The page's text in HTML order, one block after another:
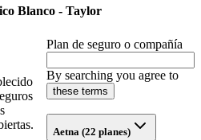
Blanco - Taylor
Plan de seguro o compañía
By searching you agree to
these terms
Aetna (22 planes)